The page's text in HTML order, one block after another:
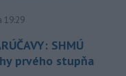
19:29
SHMÚ
prvého stupňa